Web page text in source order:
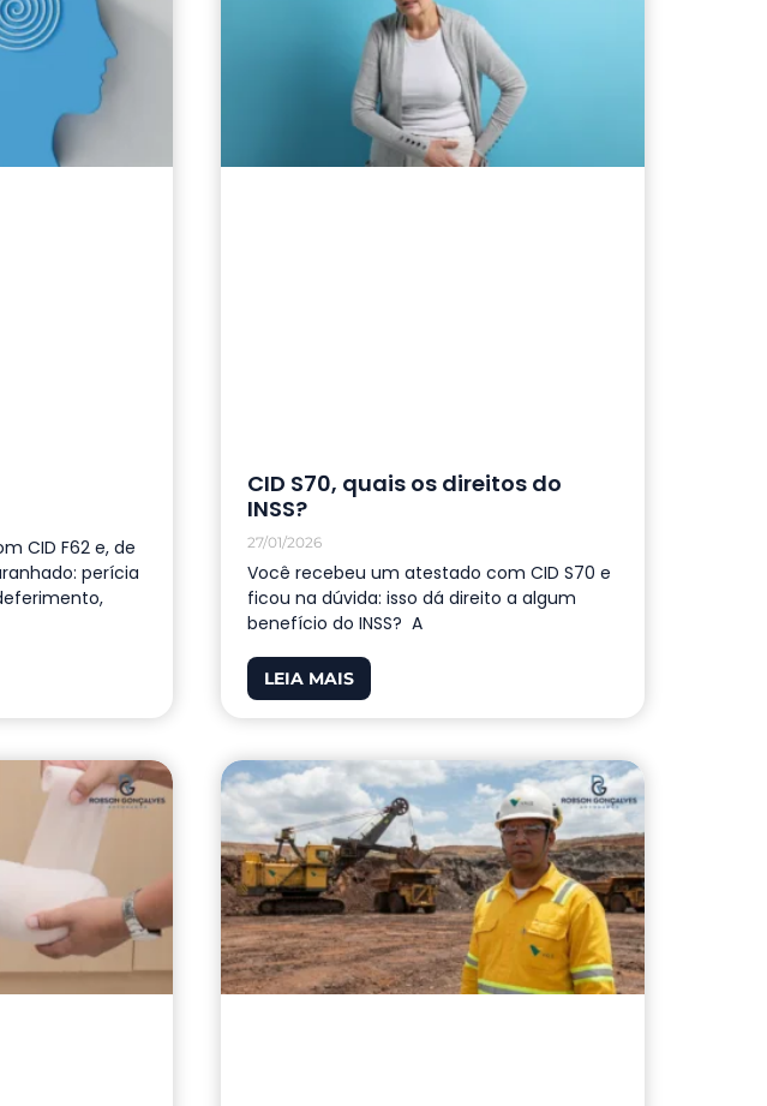
CID F62 e, de
perícia
CID S70, quais os direitos do
INSS?
27/01/2026
Você recebeu um atestado com CID S70 e
ficou na dúvida: isso dá direito a algum
benefício do INSS? A
LEIA MAIS